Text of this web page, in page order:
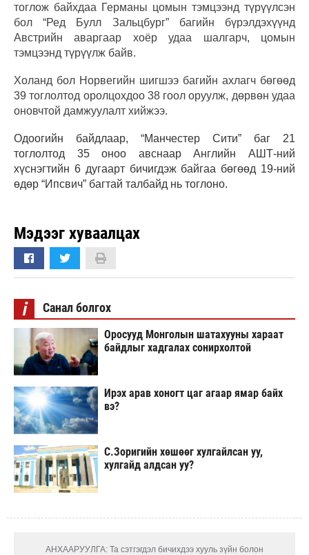
тоглож байхдаа Германы цомын тэмцээнд түрүүлсэн
бол “Ред Булл Зальцбург” багийн бүрэлдэхүүнд
Австрийн аваргаар хоёр удаа шалгарч, цомын
тэмцээнд түрүүлж байв.
Холанд бол Норвегийн шигшээ багийн ахлагч бөгөөд
39 тоглолтод оролцохдоо 38 гоол оруулж, дөрвөн удаа
оновчтой дамжуулалт хийжээ.
Одоогийн байдлаар, “Манчестер Сити” баг 21
тоглолтод 35 оноо авснаар Английн АШТ-ний
хүснэгтийн 6 дугаарт бичигдэж байгаа бөгөөд 19-ний
өдөр “Ипсвич” багтай талбайд нь тоглоно.
Мэдээг хуваалцах
i Санал болгох
Оросууд Монголын шатахууны хараат
байдлыг хадгалах сонирхолтой
Ирэх арав хоногт цаг агаар ямар байх
вэ?
С.Зоригийн хөшөөг хулгайлсан уу,
хулгайд алдсан уу?
АНХААРУУЛГА: Та сэтгэгдэл бичихдээ хууль зүйн болон